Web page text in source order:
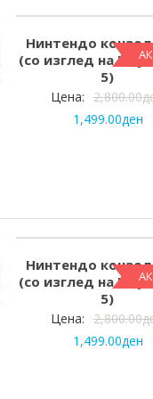
Нинтендо
(со изглед на
5)
Цена: 2,800.00
1,499.00ден
Нинтендо
(со изглед на
5)
Цена: 2,800.00
1,499.00ден